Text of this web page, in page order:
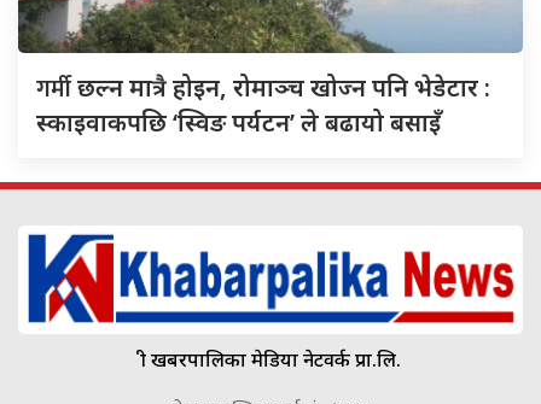
गर्मीछल्न मात्रै होइन, रोमाञ्च खोज्न पनि भेडेटार :
स्काइवाकपछि ‘स्विङ पर्यटन’ ले बढायो बसाइँ
श्री खबरपालिका मेडिया नेटवर्क प्रा.लि.